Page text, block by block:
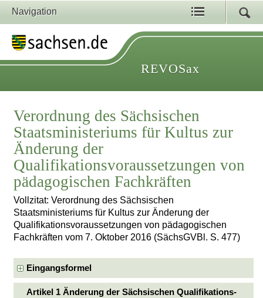
Navigation
REVOSax
Verordnung des Sächsischen
Staatsministeriums für Kultus zur
Änderung der
Qualifikationsvoraussetzungen von
pädagogischen Fachkräften
Vollzitat: Verordnung des Sächsischen
Staatsministeriums für Kultus zur Änderung der
Qualifikationsvoraussetzungen von pädagogischen
Fachkräften vom 7. Oktober 2016 (SächsGVBl. S. 477)
Eingangsformel
Artikel 1 Änderung der Sächsischen Qualifikations-